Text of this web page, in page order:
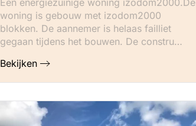
woning is gebouw met izodom2000
blokken. De aannemer is helaas failliet
gegaan tijdens het bouwen. De constru…
Bekijken